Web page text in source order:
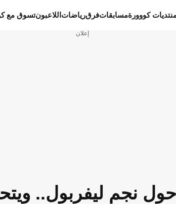
كووورةمسابقاتفرقرياضات اللاعبونتسوق مع
إعلان
نجم ليفربول..